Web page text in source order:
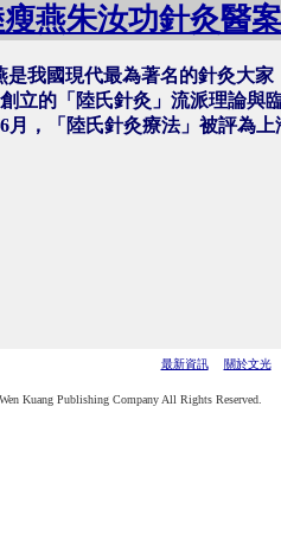
瘦燕朱汝功針灸醫案
是我國現代最為著名的針灸大
立的「陸氏針灸」流派理論與
月，「陸氏針灸療法」被評為
最新資訊 關於文光
Kuang Publishing Company All Rights Reserved.